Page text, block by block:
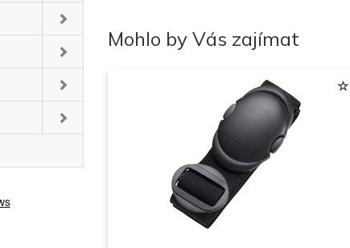
Mohlo by Vás zajímat